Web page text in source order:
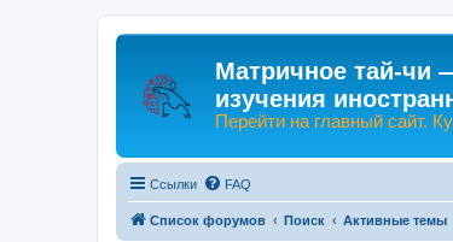
Матричное тай-чи
изучения
Перейти на главный сайт.
Ссылки FAQ
Список форумов Поиск Активные темы